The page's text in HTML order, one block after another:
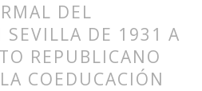
DEL
SEVILLA DE 1931 A
REPUBLICANO
COEDUCACIÓN